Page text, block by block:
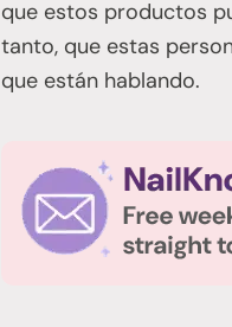
que estos productos
tanto, que estas
que están hablando.